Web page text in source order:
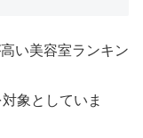
い美容室ランキン
象としていま